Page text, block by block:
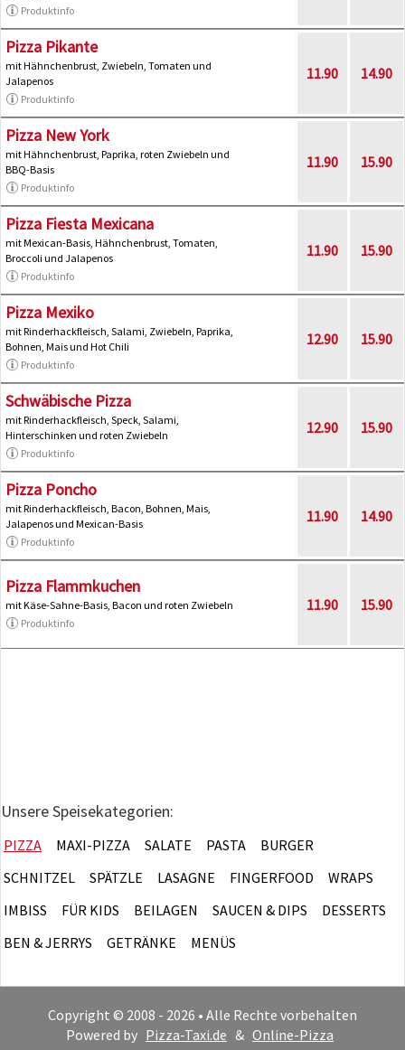
Produktinfo
Pizza Pikante
mit Hähnchenbrust, Zwiebeln, Tomaten und
Jalapenos
Produktinfo
11.90 14.90
Pizza New York
mit Hähnchenbrust, Paprika, roten Zwiebeln und
BBQ-Basis
Produktinfo
11.90 15.90
Pizza Fiesta Mexicana
mit Mexican-Basis, Hähnchenbrust, Tomaten,
Broccoli und Jalapenos
Produktinfo
11.90 15.90
Pizza Mexiko
mit Rinderhackfleisch, Salami, Zwiebeln, Paprika,
Bohnen, Mais und Hot Chili
Produktinfo
12.90 15.90
Schwäbische Pizza
mit Rinderhackfleisch, Speck, Salami,
Hinterschinken und roten Zwiebeln
Produktinfo
12.90 15.90
Pizza Poncho
mit Rinderhackfleisch, Bacon, Bohnen, Mais,
Jalapenos und Mexican-Basis
Produktinfo
11.90 14.90
Pizza Flammkuchen
mit Käse-Sahne-Basis, Bacon und roten Zwiebeln
Produktinfo
11.90 15.90
Unsere Speisekategorien:
PIZZA MAXI-PIZZA SALATE PASTA
BURGER
SCHNITZEL
SPÄTZLE LASAGNE FINGERFOOD
WRAPS
IMBISS
FÜR KIDS BEILAGEN SAUCEN & DIPS
DESSERTS
BEN & JERRYS
GETRÄNKE MENÜS
Copyright © 2008 - 2026 • Alle Rechte vorbehalten
Powered by Pizza-Taxi.de & Online-Pizza